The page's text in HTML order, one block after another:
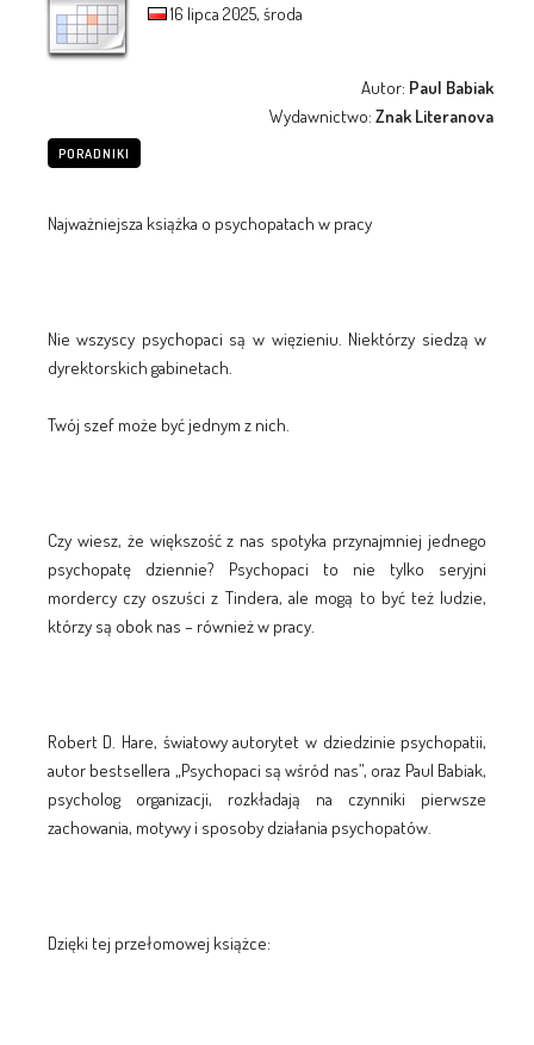
16 lipca 2025, środa
Autor: Paul Babiak
Wydawnictwo:Znak Literanova
PORADNIKI
Najważniejsza książka o psychopatach w pracy
Nie wszyscy psychopaci są w więzieniu. Niektórzy siedzą w
dyrektorskich gabinetach.
Twój szef może być jednym z nich.
Czy wiesz, że większość z nas spotyka przynajmniej jednego
psychopatę dziennie? Psychopaci to nie tylko seryjni
mordercy czy oszuści z Tindera, ale mogą to być też ludzie,
którzy są obok nas – również w pracy.
Robert D. Hare, światowy autorytet w dziedzinie psychopatii,
autor bestsellera „Psychopaci są wśród nas”, oraz Paul Babiak,
psycholog organizacji, rozkładają na czynniki pierwsze
zachowania, motywy i sposoby działania psychopatów.
Dzięki tej przełomowej książce: